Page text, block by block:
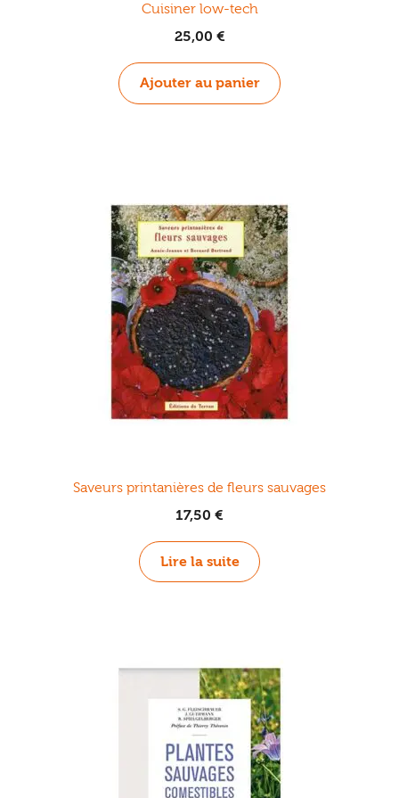
Cuisiner low-tech
25,00 €
Ajouter au panier
Saveurs printanières de fleurs sauvages
17,50 €
Lire la suite